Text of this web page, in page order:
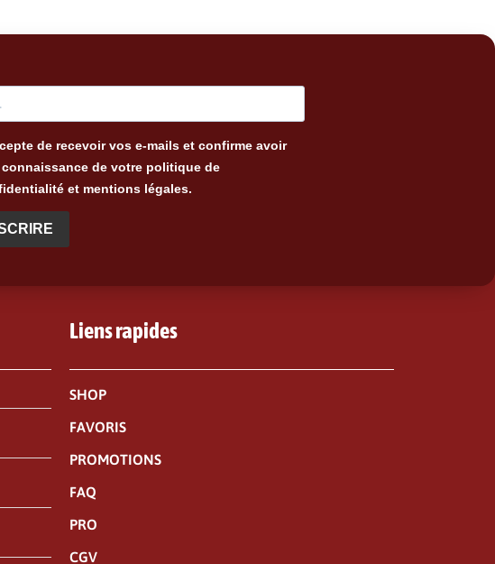
de recevoir vos e-mails et confirme avoir
de votre politique de
et mentions légales.
Liens rapides
SHOP
FAVORIS
PROMOTIONS
FAQ
PRO
CGV